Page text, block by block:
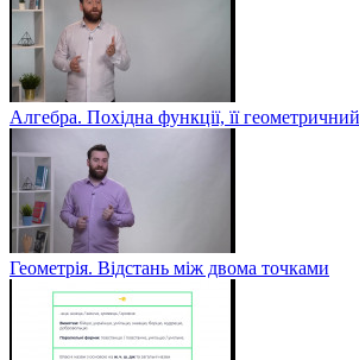
Алгебра. Похідна функції, її
Геометрія. Відстань між двома точками